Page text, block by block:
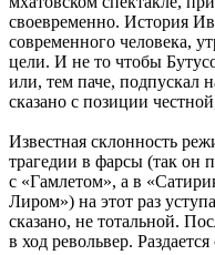
своевременно. История
современного человека,
цели. И не то чтобы
или, тем паче, подпускал
сказано с позиции
Известная склонность
трагедии в фарсы (так он
с «Гамлетом», а в
Лиром») на этот раз
сказано, не тотальной.
в ход револьвер.